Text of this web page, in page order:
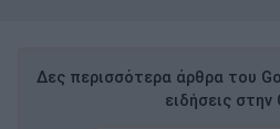
Δες περισσότερα άρθρα του
ειδήσεις στην